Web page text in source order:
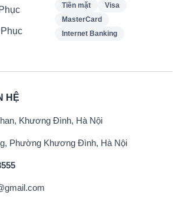
Tiền mặt
Visa
MasterCard
Internet Banking
HỆ
Khương Đình, Hà Nội
Phường Khương Đình, Hà Nội